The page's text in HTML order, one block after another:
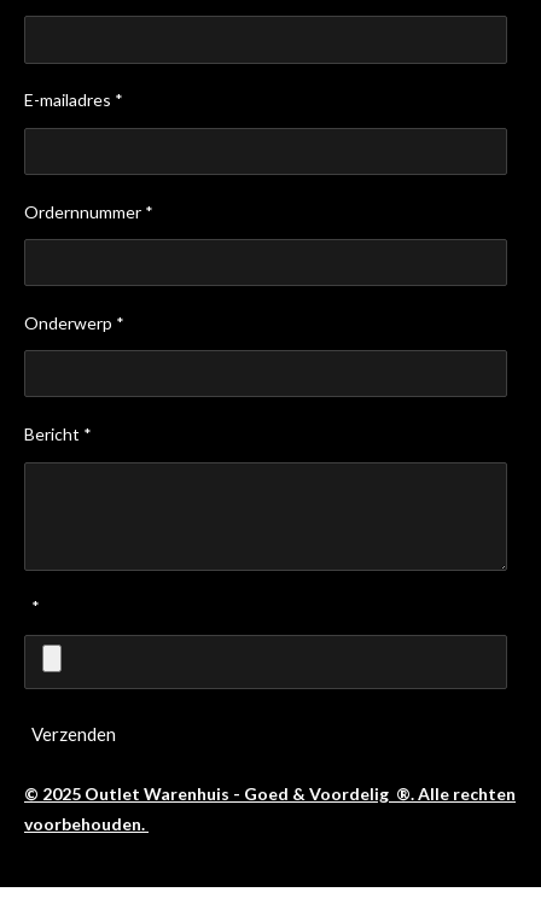
E-mailadres *
Ordernnummer *
Onderwerp *
Bericht *
*
Verzenden
© 2025 Outlet Warenhuis - Goed & Voordelig ®. Alle rechten
voorbehouden.